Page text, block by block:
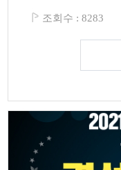
조회수 : 8283